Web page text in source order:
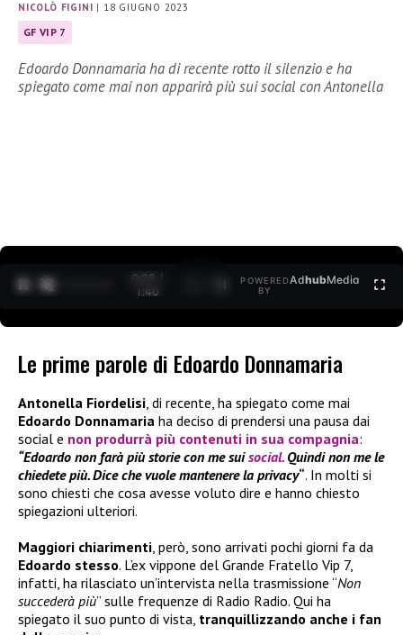
NICOLÒ FIGINI | 18 GIUGNO 2023
GF VIP 7
Edoardo Donnamaria ha di recente rotto il silenzio e ha
spiegato come mai non apparirà più sui social con Antonella
0:30 /
1:40
POWERED
BY
AdhubMedia
Le prime parole di Edoardo Donnamaria
Antonella Fiordelisi, di recente, ha spiegato come mai
Edoardo Donnamaria ha deciso di prendersi una pausa dai
social e non produrrà più contenuti in sua compagnia:
“Edoardo non farà più storie con me suisocial.Quindi non me le
chiedete più. Dice che vuole mantenere la privacy“. In molti si
sono chiesti che cosa avesse voluto dire e hanno chiesto
spiegazioni ulteriori.
Maggiori chiarimenti, però, sono arrivati pochi giorni fa da
Edoardo stesso. L’ex vippone del Grande Fratello Vip 7,
infatti, ha rilasciato un’intervista nella trasmissione “Non
succederà più” sulle frequenze di Radio Radio. Qui ha
spiegato il suo punto di vista, tranquillizzando anche i fan